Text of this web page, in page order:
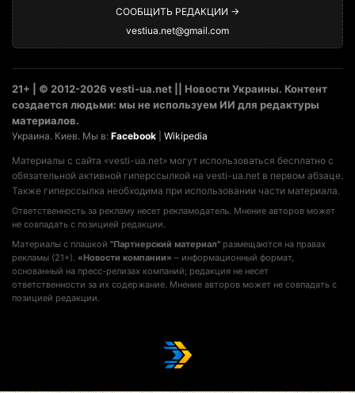
СООБЩИТЬ РЕДАКЦИИ →
vestiua.net@gmail.com
21+ | © 2012-2026 vesti-ua.net || Новости Украины. Контент
создается людьми: мы не используем ИИ для редактуры
материалов.
Украина. Киев. Мы в: Facebook Wikipedia
Материалы с сайта «vesti-ua.net» могут использоваться бесплатно с
обязательной активной гиперссылкой на vesti-ua.net в первом абзаце.
Также гиперссылка необходима при использовании части материала.
Ответственность за рекламу несет рекламодатель. Мнение авторов может
не совпадать с позицией редакции.
Материалы с плашкой "Партнерский материал" размещаются на правах
рекламы (21+). «Новости компании» – информационный формат,
основанный на пресс-релизах компаний; редакция не несет
ответственности за их содержание. Мнение авторов может не совпадать с
позицией редакции.